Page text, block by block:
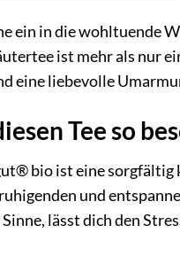
ein in die wohltuende
ist mehr als nur
eine liebevolle
Tee so
bio ist eine sorgfältig
und
lässt dich den